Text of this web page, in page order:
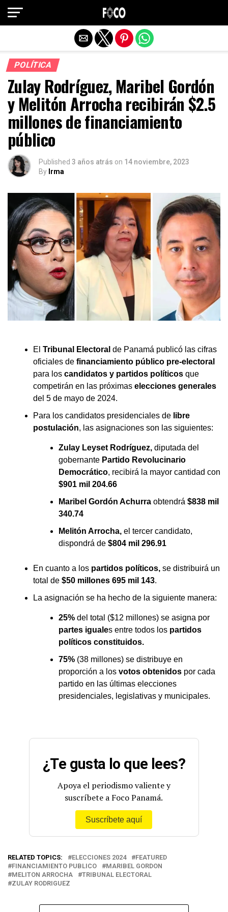
POLÍTICA
Zulay Rodríguez, Maribel Gordón
y Melitón Arrocha recibirán $2.5
millones de financiamiento
público
Published 3 años atrás on 14 noviembre, 2023
By Irma
El Tribunal Electoral de Panamá publicó las cifras
oficiales de financiamiento público pre-electoral
para los candidatos y partidos políticos que
competirán en las próximas elecciones generales
del 5 de mayo de 2024.
Para los candidatos presidenciales de libre
postulación, las asignaciones son las siguientes:
Zulay Leyset Rodríguez, diputada del
gobernante Partido Revolucinario
Democrático, recibirá la mayor cantidad con
$901 mil 204.66
Maribel Gordón Achurra obtendrá $838 mil
340.74
Melitón Arrocha, el tercer candidato,
dispondrá de $804 mil 296.91
En cuanto a los partidos políticos, se distribuirá un
total de $50 millones 695 mil 143.
La asignación se ha hecho de la siguiente manera:
25% del total ($12 millones) se asigna por
partes iguales entre todos los partidos
políticos constituidos.
75% (38 millones) se distribuye en
proporción a los votos obtenidos por cada
partido en las últimas elecciones
presidenciales, legislativas y municipales.
¿Te gusta lo que lees?
Apoya el periodismo valiente y
suscríbete a Foco Panamá.
Suscríbete aquí
RELATED TOPICS: ELECCIONES 2024
FEATURED
FINANCIAMIENTO PUBLICO
MARIBEL GORDON
MELITON ARROCHA
TRIBUNAL ELECTORAL
ZULAY RODRIGUEZ
Salir de la versión móvil